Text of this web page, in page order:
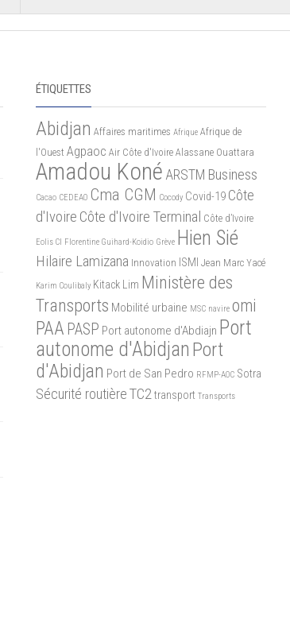
ÉTIQUETTES
Abidjan Affaires maritimes Afrique Afrique de
l'Ouest Agpaoc Air Côte d'Ivoire Alassane Ouattara
Amadou Koné ARSTM Business
Cacao CEDEAO Cma CGM Cocody Covid-19 Côte
d'Ivoire Côte d'Ivoire Terminal Côte d’Ivoire
Eolis CI Florentine Guihard-Koidio Grève Hien Sié
Hilaire Lamizana Innovation ISMI Jean Marc Yacé
Karim Coulibaly Kitack Lim Ministère des
Transports Mobilité urbaine MSC navire omi
PAA PASP Port autonome d'Abdiajn Port
autonome d'Abidjan Port
d'Abidjan Port de San Pedro RFMP-AOC Sotra
Sécurité routièreTC2 transport Transports